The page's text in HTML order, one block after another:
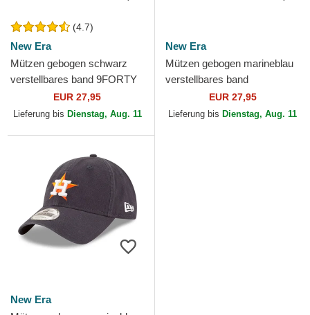
(4.7)
New Era
Mützen gebogen schwarz
verstellbares band 9FORTY
The League der Houston
Astros MLB von New Era
EUR 27,95
Lieferung bis Dienstag, Aug. 11
New Era
Mützen gebogen marineblau
verstellbares band
9TWENTY Core Classic der
Houston Astros MLB von
EUR 27,95
Lieferung bis Dienstag, Aug. 11
New Era